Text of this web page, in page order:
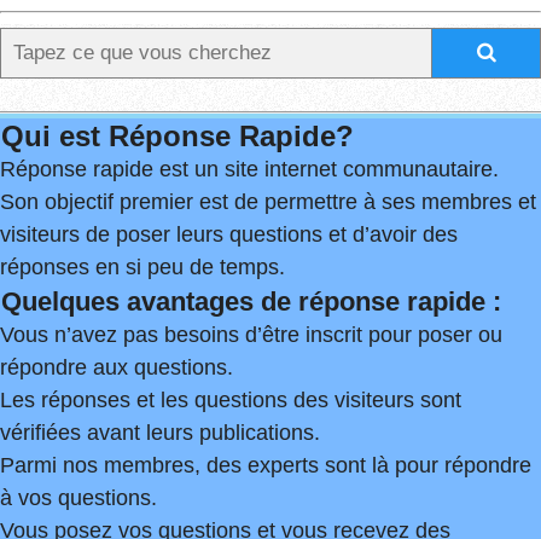
Qui est Réponse Rapide?
Réponse rapide est un site internet communautaire.
Son objectif premier est de permettre à ses membres et
visiteurs de poser leurs questions et d’avoir des
réponses en si peu de temps.
Quelques avantages de réponse rapide :
Vous n’avez pas besoins d’être inscrit pour poser ou
répondre aux questions.
Les réponses et les questions des visiteurs sont
vérifiées avant leurs publications.
Parmi nos membres, des experts sont là pour répondre
à vos questions.
Vous posez vos questions et vous recevez des